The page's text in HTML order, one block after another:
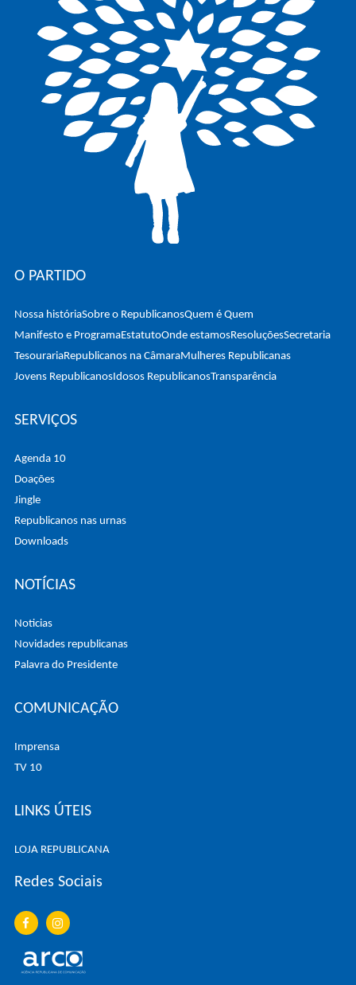
O PARTIDO
Nossa históriaSobre o RepublicanosQuem é Quem
Manifesto e ProgramaEstatutoOnde estamosResoluçõesSecretaria
TesourariaRepublicanos na CâmaraMulheres Republicanas
Jovens RepublicanosIdosos RepublicanosTransparência
SERVIÇOS
Agenda 10
Doações
Jingle
Republicanos nas urnas
Downloads
NOTÍCIAS
Noticias
Novidades republicanas
Palavra do Presidente
COMUNICAÇÃO
Imprensa
TV 10
LINKS ÚTEIS
LOJA REPUBLICANA
Redes Sociais